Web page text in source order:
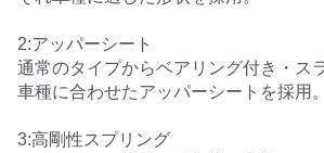
2:アッパーシート
通常のタイプからベアリング付き・ス
車種に合わせたアッパーシートを採用。
3:高剛性スプリング